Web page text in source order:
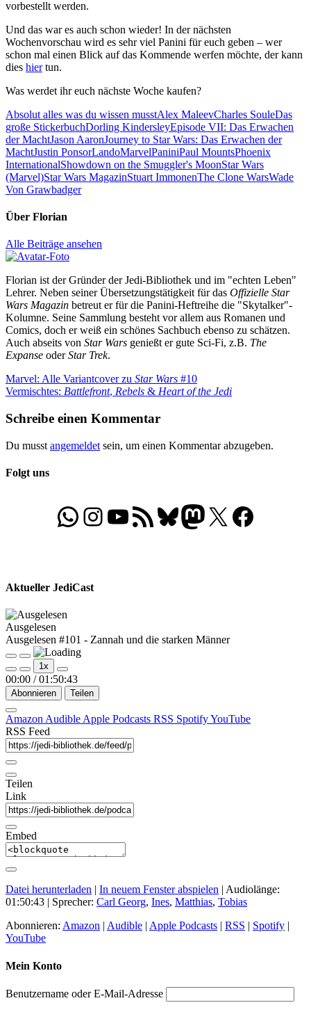
vorbestellt werden.
Und das war es auch schon wieder! In der nächsten
Wochenvorschau wird es sehr viel Panini für euch geben – wer
schon mal einen Blick auf das Kommende werfen möchte, der kann
dies hiertun.
Was werdet ihr euch nächste Woche kaufen?
Absolut alles was du wissen musstAlex MaleevCharles SouleDas
große StickerbuchDorling KindersleyEpisode VII: Das Erwachen
der MachtJason AaronJourney to Star Wars: Das Erwachen der
MachtJustin PonsorLandoMarvelPaniniPaul MountsPhoenix
InternationalShowdown on the Smuggler's MoonStar Wars
(Marvel)Star Wars MagazinStuart ImmonenThe Clone WarsWade
Von Grawbadger
Über Florian
Alle Beiträge ansehen
Florian ist der Gründer der Jedi-Bibliothek und im "echten Leben"
Lehrer. Neben seiner Übersetzungstätigkeit für das Offizielle Star
Wars Magazin betreut er für die Panini-Heftreihe die "Skytalker"-
Kolumne. Seine Sammlung besteht vor allem aus Romanen und
Comics, doch er weiß ein schönes Sachbuch ebenso zu schätzen.
Auch abseits von Star Wars genießt er gute Sci-Fi, z.B. The
Expanse oderStar Trek.
Beitragsnavigation
Vorheriger
Beitrag:
Marvel: Alle Variantcover zu Star Wars #10
Nächster
Vermischtes: Battlefront, Rebels & Heart of the Jedi
Schreibe einen Kommentar
Du musst angemeldet sein, um einen Kommentar abzugeben.
Folgt uns
WhatsApp
Folgt uns auf Instagram
Besucht unseren YouTube-Kanal
RSS-FeedBluesky
Folgt uns auf Mastodon
X Folgt uns auf
Aktueller JediCast
Ausgelesen
Ausgelesen #101 - Zannah und die starken Männer
Play
Episode
Pause
Episode
1x
00:00 / 01:50:43
Abonnieren Teilen
Amazon Audible Apple Podcasts RSS SpotifyYouTube
RSS Feed
Teilen
Link
Embed
Datei herunterladen | In neuem Fenster abspielen | Audiolänge:
01:50:43 | Sprecher: Carl Georg, Ines, Matthias, Tobias
Abonnieren: Amazon | Audible | Apple Podcasts | RSS | Spotify |
YouTube
Mein Konto
Benutzername oder E-Mail-Adresse